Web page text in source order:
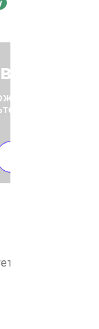
по
заявку, и мы